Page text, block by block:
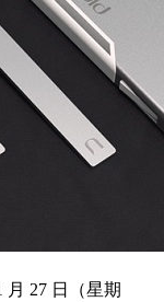
月 27 日（星期